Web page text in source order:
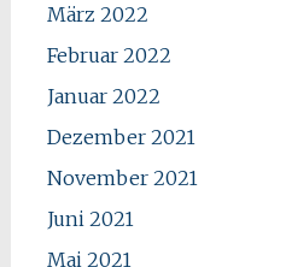
März 2022
Februar 2022
Januar 2022
Dezember 2021
November 2021
Juni 2021
Mai 2021